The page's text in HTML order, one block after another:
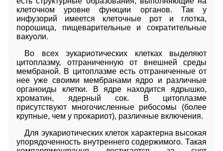
клеточном уровне функции органов. Так у
инфузорий имеется клеточные рот и глотка,
порошица, пищеварительные и сократительные
вакуоли.
Во всех эукариотических клетках выделяют
цитоплазму, отграниченную от внешней среды
мембраной. В цитоплазме есть отграниченные от
нее уже своими мембранами ядро и различные
органоиды клетки. В ядре находится ядрышко,
хроматин, ядерный сок. В цитоплазме
присутствуют многочисленные рибосомы (более
крупные, чем у прокариот), различные включения.
Для эукариотических клеток характерна высокая
упорядоченность внутреннего содержимого. Такая